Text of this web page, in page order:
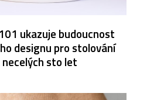
ukazuje budoucnost
designu pro stolování
necelých sto let